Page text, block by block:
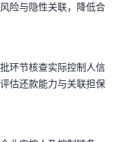
险与隐性关联，降低合
环节核查实际控制人信
估还款能力与关联担保